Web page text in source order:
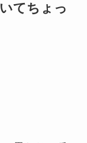
てちょっ